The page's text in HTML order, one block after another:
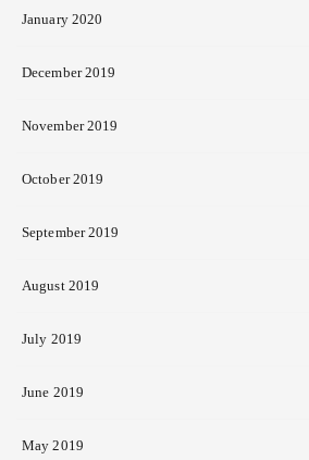
January 2020
December 2019
November 2019
October 2019
September 2019
August 2019
July 2019
June 2019
May 2019